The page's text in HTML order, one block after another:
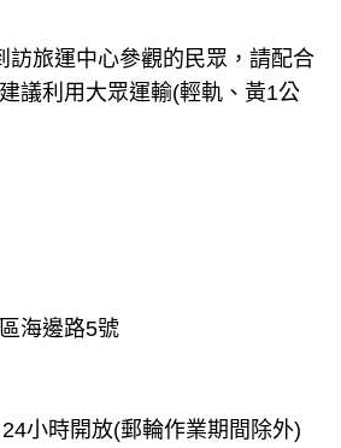
訪旅運中心參觀的民眾，請配合
議利用大眾運輸(輕軌、黃1公
海邊路5號
24小時開放(郵輪作業期間除外)